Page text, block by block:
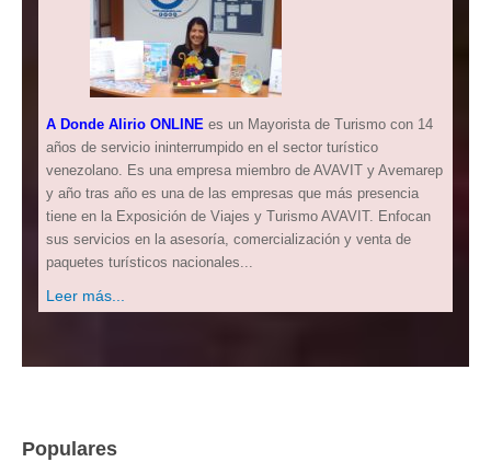
A Donde Alirio ONLINE es un Mayorista de Turismo con 14
años de servicio ininterrumpido en el sector turístico
venezolano. Es una empresa miembro de AVAVIT y Avemarep
y año tras año es una de las empresas que más presencia
tiene en la Exposición de Viajes y Turismo AVAVIT. Enfocan
sus servicios en la asesoría, comercialización y venta de
paquetes turísticos nacionales...
Leer más...
Populares